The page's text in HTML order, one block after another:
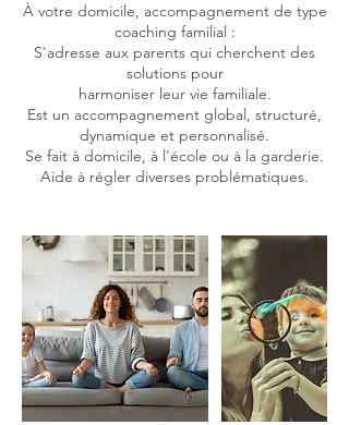
À votre domicile, accompagnement de type
coaching familial :
S'adresse aux parents qui cherchent des
solutions pour
harmoniser leur vie familiale.
Est un accompagnement global, structuré,
dynamique et personnalisé.
Se fait à domicile, à l'école ou à la garderie.
Aide à régler diverses problématiques.